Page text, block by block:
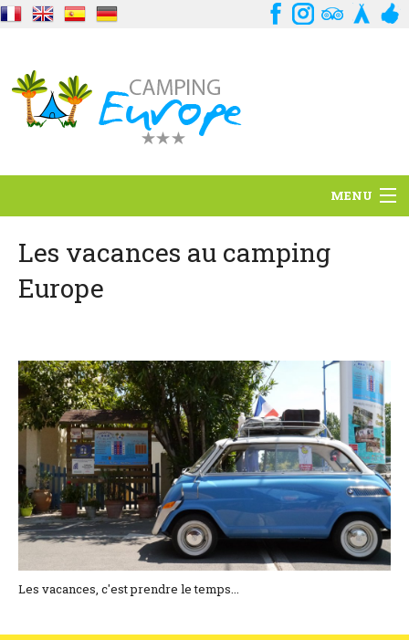
MENU
Situation
Ambiance
Contact
Coordonnées et accès
Formulaire de contact
Documentations
Actualités
Mobile home et tarifs
Les vacances au camping
Europe
Les vacances, c'est prendre le temps...